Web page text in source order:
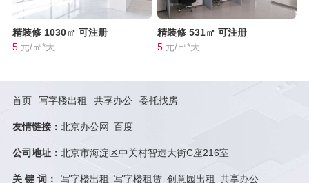
精装修 1030㎡ 可注册
5 元/㎡*天
精装修 531㎡ 可注册
5 元/㎡*天
首页 写字楼出租 共享办公 委托找房
友情链接： 北京办公网 百度
公司地址： 北京市海淀区中关村智造大街C座216室
关 键 词： 写字楼出租 写字楼租赁 创意园出租 共享办公